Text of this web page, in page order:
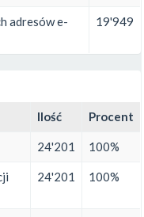
adresów e-
19'949
Ilość Procent
24'201 100%
24'201 100%